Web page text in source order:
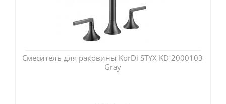
Смеситель для раковины KorDi STYX KD 2000103
Gray